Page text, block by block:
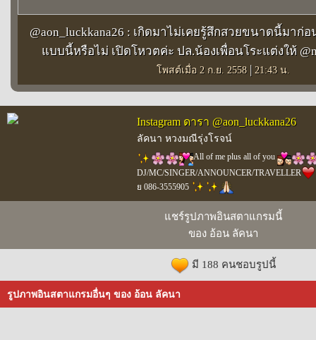
@aon_luckkana26 : เกิดมาไม่เคยรู้สึกสวยขนาดนี้มาก่
แบบนี้หรือไม่ เปิดโหวตค่ะ ปล.น้องเพื่อนโระแต่งให้
โพสต์เมื่อ 2 ก.ย. 2558 | 21:43 น.
Instagram ดารา @aon_luckkana26
ลัคนา หวงมณีรุ่งโรจน์
All of me plus all of you
DJ/MC/SINGER/ANNOUNCER/TRAVELLER
ย 086-3555905
แชร์รูปภาพอินสตาแกรมนี้
ของ อ้อน ลัคนา
มี 188 คนชอบรูปนี้
รูปภาพอินสตาแกรมอื่นๆ ของ อ้อน ลัคนา